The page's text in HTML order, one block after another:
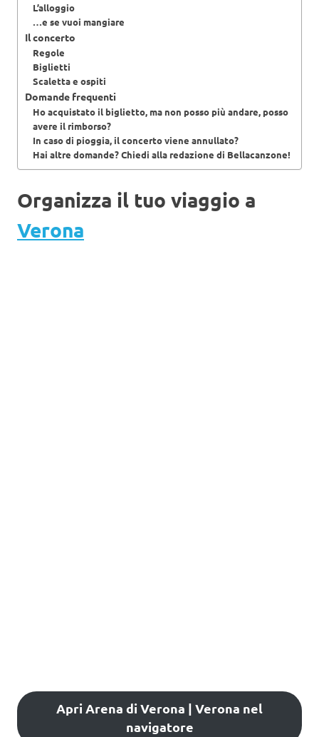
L’alloggio
…e se vuoi mangiare
Il concerto
Regole
Biglietti
Scaletta e ospiti
Domande frequenti
Ho acquistato il biglietto, ma non posso più andare, posso
avere il rimborso?
In caso di pioggia, il concerto viene annullato?
Hai altre domande? Chiedi alla redazione di Bellacanzone!
Organizza il tuo viaggio a
Verona
Apri Arena di Verona | Verona nel
navigatore